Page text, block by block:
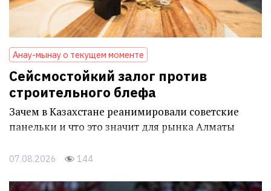
Анау-мынау о текущем моменте
Сейсмостойкий залог против
строительного блефа
Зачем в Казахстане реанимировали советские
панельки и что это значит для рынка Алматы
07.08.2026 144